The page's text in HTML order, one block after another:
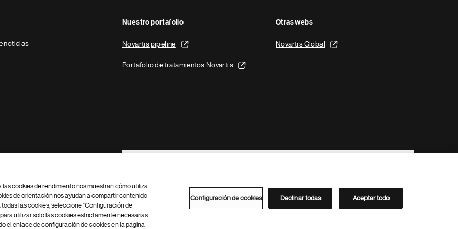
noticias
Nuestro portafolio
Novartis pipeline
Portafolio de tratamientos Novartis
Otras webs
Novartis Global
Footer Site Search
Configuración de cookies Mapa del sitio
Directorio de Novartis
cookies de rendimiento nos muestran cómo utiliza
de orientación nos ayudan a compartir contenido
las cookies, seleccione "Configuración de
utilizar solo las cookies estrictamente necesarias.
el enlace de configuración de cookies en la página
Configuración de cookies Declinar todas Aceptar todo